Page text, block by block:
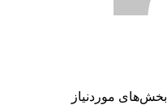
بخش‌های موردنیاز